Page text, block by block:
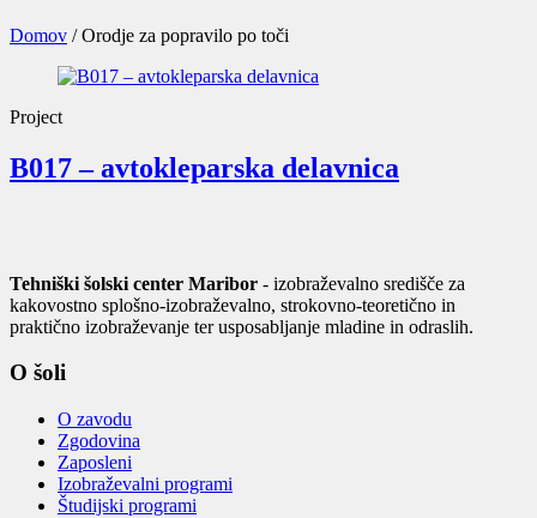
Domov /Orodje za popravilo po toči
Project
B017 – avtokleparska delavnica
Tehniški šolski center Maribor - izobraževalno središče za
kakovostno splošno-izobraževalno, strokovno-teoretično in
praktično izobraževanje ter usposabljanje mladine in odraslih.
O šoli
O zavodu
Zgodovina
Zaposleni
Izobraževalni programi
Študijski programi